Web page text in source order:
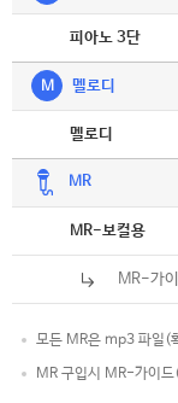
피아노 3단
M 멜로디
멜로디
MR
MR-보컬용
MR-가
모든 MR은 mp3 파일(
MR 구입시 MR-가이드